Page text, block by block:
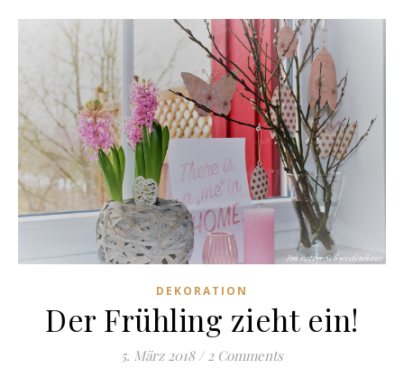
DEKORATION
Der Frühling zieht ein!
5. März 2018 / 2 Comments